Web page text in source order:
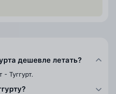
дешевле летать?
- Туггурт.